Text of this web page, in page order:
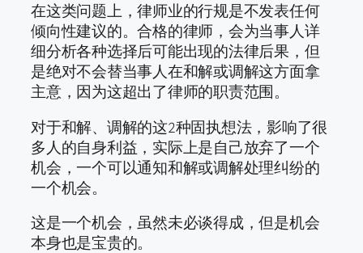
在这类问题上，律师业的行规是不发表任何
倾向性建议的。合格的律师，会为当事人详
细分析各种选择后可能出现的法律后果，但
是绝对不会替当事人在和解或调解这方面拿
主意，因为这超出了律师的职责范围。
对于和解、调解的这2种固执想法，影响了很
多人的自身利益，实际上是自己放弃了一个
机会，一个可以通知和解或调解处理纠纷的
一个机会。
这是一个机会，虽然未必谈得成，但是机会
本身也是宝贵的。